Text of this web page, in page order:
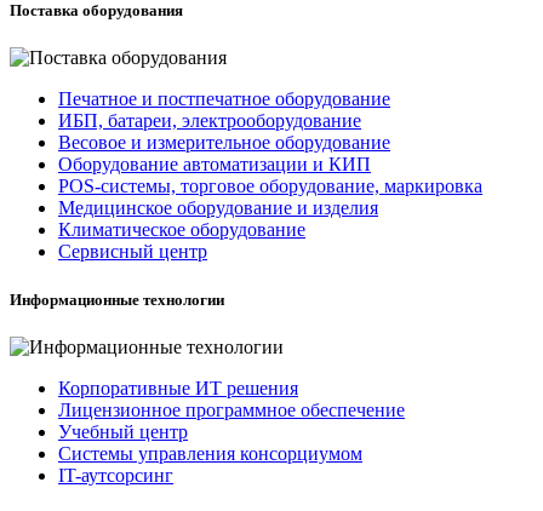
Поставка оборудования
Печатное и постпечатное оборудование
ИБП, батареи, электрооборудование
Весовое и измерительное оборудование
Оборудование автоматизации и КИП
POS-системы, торговое оборудование, маркировка
Медицинское оборудование и изделия
Климатическое оборудование
Сервисный центр
Информационные технологии
Корпоративные ИТ решения
Лицензионное программное обеспечение
Учебный центр
Системы управления консорциумом
IT-аутсорсинг